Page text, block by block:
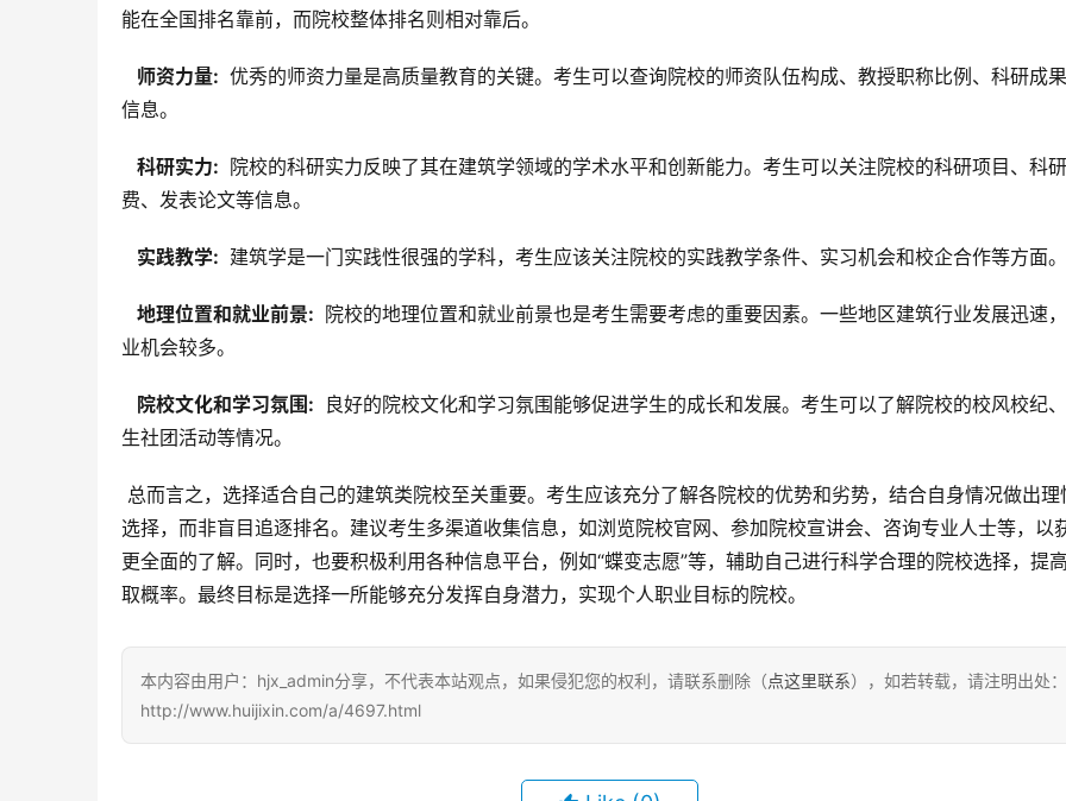
能在全国排名靠前，而院校整体排名则相对靠后。
  师资力量:
优秀的师资力量是高质量教育的关键。考生可以查询院校的师资队伍构成、教授职称比例、科研成
信息。
  科研实力:
院校的科研实力反映了其在建筑学领域的学术水平和创新能力。考生可以关注院校的科研项目、科
费、发表论文等信息。
  实践教学:
建筑学是一门实践性很强的学科，考生应该关注院校的实践教学条件、实习机会和校企合作等方面。
  地理位置和就业前景:
院校的地理位置和就业前景也是考生需要考虑的重要因素。一些地区建筑行业发展迅速
业机会较多。
  院校文化和学习氛围:
良好的院校文化和学习氛围能够促进学生的成长和发展。考生可以了解院校的校风校纪
生社团活动等情况。
选择，而非盲目追逐排名。建议考生多渠道收集信息，如浏览院校官网、参加院校宣讲会、咨询专业人士等，以
更全面的了解。同时，也要积极利用各种信息平台，例如“蝶变志愿”等，辅助自己进行科学合理的院校选择，提
取概率。最终目标是选择一所能够充分发挥自身潜力，实现个人职业目标的院校。
本内容由用户：hjx_admin分享，不代表本站观点，如果侵犯您的权利，请联系删除（点这里联系），如若转载，请注明出处：
http://www.huijixin.com/a/4697.html